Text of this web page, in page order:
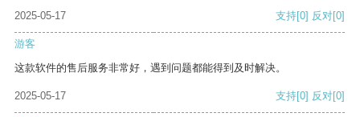
2025-05-17
支持[0] 反对[0]
游客
这款软件的售后服务非常好，遇到问题都能得到及时解决。
2025-05-17 支持[0] 反对[0]